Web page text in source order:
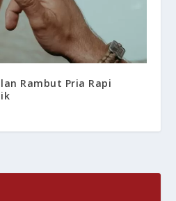
Rambut Pria Rapi